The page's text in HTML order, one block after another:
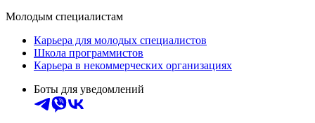
Молодым специалистам
Карьера для молодых специалистов
Школа программистов
Карьера в некоммерческих организациях
Боты для уведомлений